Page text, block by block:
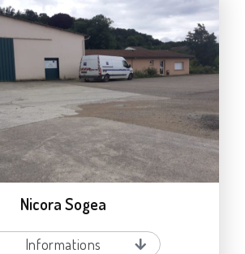
Nicora Sogea
Informations